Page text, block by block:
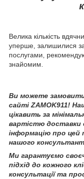
Велика кількість
уперше, залишилися
послугами,
знайомим.
Ви можете
сайті ZAMOK911!
цікавить за
вартістю доставки
інформацію про
нашого
Ми гарантуємо
підхід до кожного
консультації та